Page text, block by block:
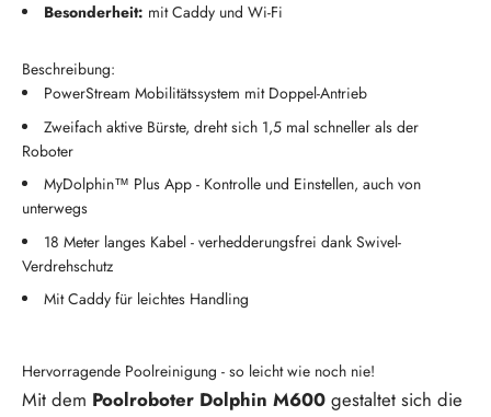
Besonderheit: mit Caddy und Wi-Fi
Beschreibung:
PowerStream Mobilitätssystem mit Doppel-Antrieb
Zweifach aktive Bürste, dreht sich 1,5 mal schneller als der
Roboter
MyDolphin™ Plus App - Kontrolle und Einstellen, auch von
unterwegs
18 Meter langes Kabel - verhedderungsfrei dank Swivel-
Verdrehschutz
Mit Caddy für leichtes Handling
Hervorragende Poolreinigung - so leicht wie noch nie!
Mit dem Poolroboter Dolphin M600 gestaltet sich die